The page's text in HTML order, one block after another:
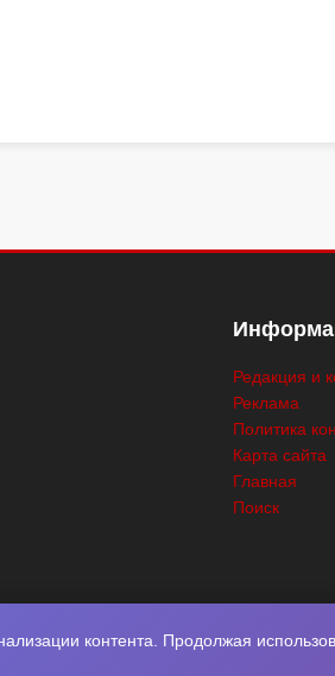
Редакция и
Реклама
Политика
Карта сайта
Главная
Поиск
Мьюзик . Все права защищены.
контента. Продолжая